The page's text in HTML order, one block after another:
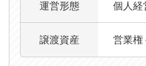
運営形態 個人経
譲渡資産 営業権